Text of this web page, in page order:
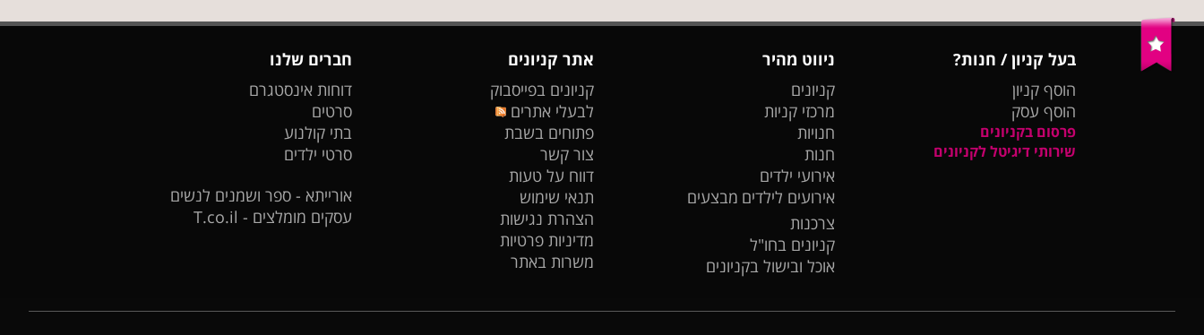
בעל קניון / חנות?
הוסף קניון
הוסף עסק
פרסום בקניונים
שירותי דיגיטל לקניונים
ניווט מהיר
קניונים
מרכזי קניות
חנויות
חנות
אירועי ילדים
אירועים לילדים מבצעים
צרכנות
קניונים בחו"ל
אוכל ובישול בקניונים
אתר קניונים
קניונים בפייסבוק
לבעלי אתרים
פתוחים בשבת
צור קשר
דווח על טעות
תנאי שימוש
הצהרת נגישות
מדיניות פרטיות
משרות באתר
חברים שלנו
דוחות אינסטגרם
סרטים
בתי קולנוע
סרטי ילדים
אורייתא - ספר ושמנים לנשים
עסקים מומלצים - T.co.il